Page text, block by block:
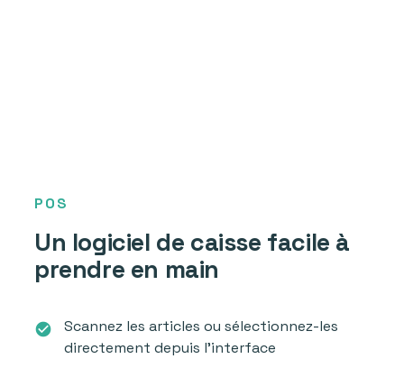
POS
Un logiciel de caisse facile à
prendre en main
check_circle
Scannez les articles ou sélectionnez-les
directement depuis l’interface